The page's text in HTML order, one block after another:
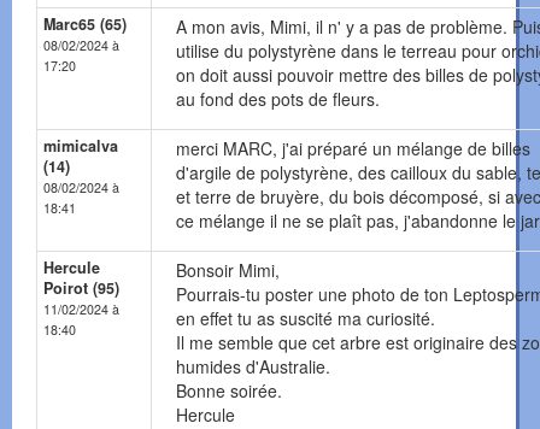
Marc65 (65)
08/02/2024 à
17:20
A mon avis, Mimi, il n' y a pas de problème.
utilise du polystyrène dans le terreau pour
on doit aussi pouvoir mettre des billes de
au fond des pots de fleurs.
mimicalva
(14)
08/02/2024 à
18:41
merci MARC, j'ai préparé un mélange de billes
d'argile de polystyrène, des cailloux du sable,
et terre de bruyère, du bois décomposé, si
ce mélange il ne se plaît pas, j'abandonne le
Hercule
Poirot (95)
11/02/2024 à
18:40
Bonsoir Mimi,
Pourrais-tu poster une photo de ton
en effet tu as suscité ma curiosité.
Il me semble que cet arbre est originaire des
humides d'Australie.
Bonne soirée.
Hercule